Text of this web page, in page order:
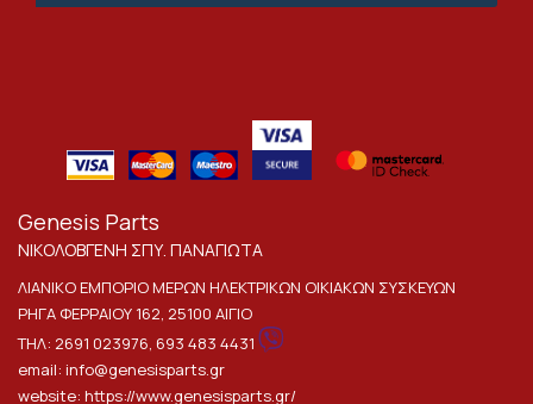
Genesis Parts
ΝΙΚΟΛΟΒΓΕΝΗ ΣΠΥ. ΠΑΝΑΓΙΩΤΑ
ΛΙΑΝΙΚΟ ΕΜΠΟΡΙΟ ΜΕΡΩΝ ΗΛΕΚΤΡΙΚΩΝ ΟΙΚΙΑΚΩΝ ΣΥΣΚΕΥΩΝ
ΡΗΓΑ ΦΕΡΡΑΙΟΥ 162, 25100 ΑΙΓΙΟ
ΤΗΛ: 2691 023976, 693 483 4431
email: info@genesisparts.gr
website: https://www.genesisparts.gr/